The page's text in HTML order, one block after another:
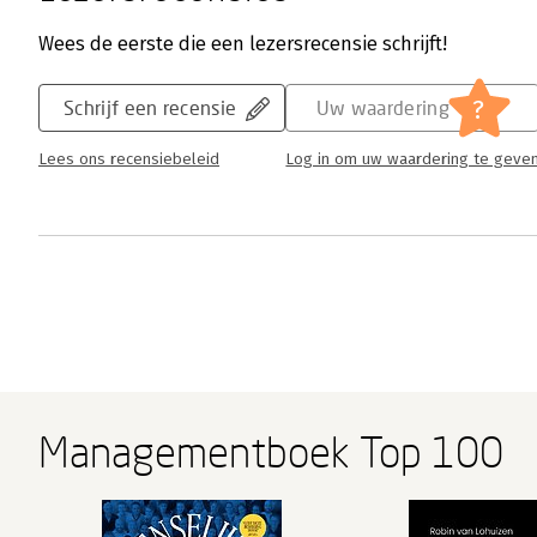
Wees de eerste die een lezersrecensie schrijft!
Schrijf een recensie
Lees ons recensiebeleid
Uw waardering ?
Log in om uw waardering te
Managementboek Top 100